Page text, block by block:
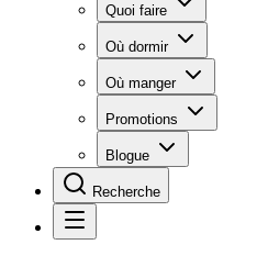
Quoi faire
Où dormir
Où manger
Promotions
Blogue
Recherche